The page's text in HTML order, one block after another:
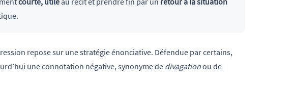
repose sur une stratégie énonciative. Défendue par certains,
une connotation négative, synonyme dedivagationou de